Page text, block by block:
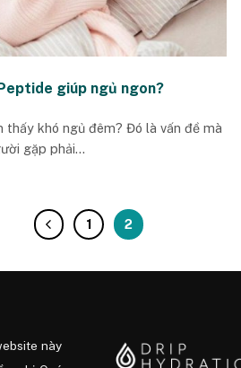
giúp ngủ ngon?
thấy khó ngủ đêm? Đó là vấn đề mà
gặp phải...
1 2
này